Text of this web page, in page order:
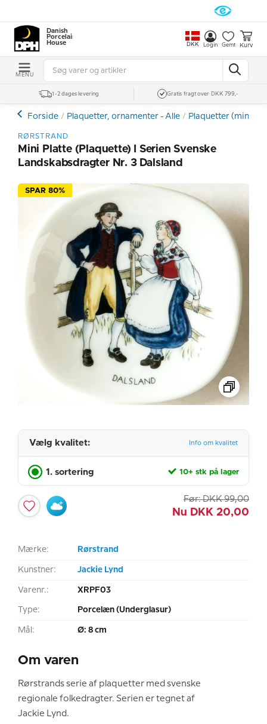
Danish
Porcelain
House
DKK Login Gemt Kurv
MENU
1-2 dages levering Gratis fragt over DKK 799,-
Forside Plaquetter, ornamenter - Alle Plaquetter (mini
RØRSTRAND
Mini Platte (Plaquette) I Serien Svenske
Landskabsdragter Nr. 3 Dalsland
SPAR 80%
Vælg kvalitet: Info om kvalitet
1. sortering 10+ stk på lager
Før: DKK 99,00
Nu DKK 20,00
Mærke: Rørstrand
Kunstner: Jackie Lynd
Varenr.: XRPF03
Type: Porcelæn (Underglasur)
Mål: Ø: 8 cm
Om varen
Rørstrands serie af plaquetter med svenske
regionale folkedragter. Serien er tegnet af
Jackie Lynd.